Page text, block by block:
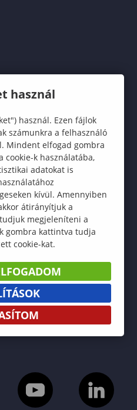
használ
használ. Ezen fájlok
számunkra a felhasználó
Mindent elfogad gombra
cookie-k használatába,
adatokat is
kívül. Amennyiben
átirányítjuk a
megjeleníteni a
gombra kattintva tudja
cookie-kat.